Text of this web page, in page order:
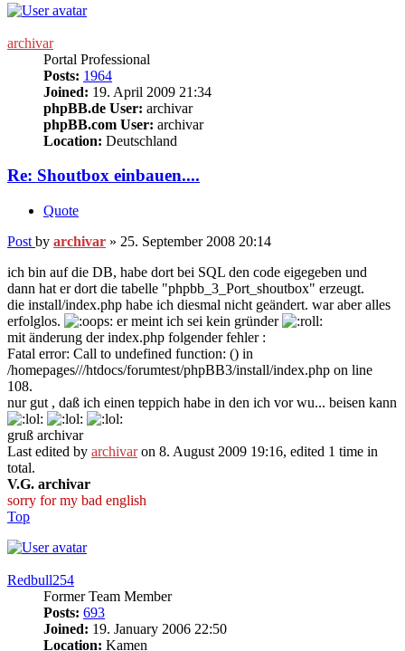
archivar
Portal Professional
Posts: 1964
Joined: 19. April 2009 21:34
phpBB.de User: archivar
phpBB.com User: archivar
Location: Deutschland
Re: Shoutbox einbauen....
Quote
Post by archivar » 25. September 2008 20:14
ich bin auf die DB, habe dort bei SQL den code eigegeben und
dann hat er dort die tabelle "phpbb_3_Port_shoutbox" erzeugt.
die install/index.php habe ich diesmal nicht geändert. war aber alles
erfolglos.
er meint ich sei kein gründer
mit änderung der index.php folgender fehler :
Fatal error: Call to undefined function: () in
/homepages///htdocs/forumtest/phpBB3/install/index.php on line
108.
nur gut , daß ich einen teppich habe in den ich vor wu... beisen kann
gruß archivar
Last edited by archivaron 8. August 2009 19:16, edited 1 time in
total.
V.G. archivar
sorry for my bad english
Top
Redbull254
Former Team Member
Posts: 693
Joined: 19. January 2006 22:50
Location: Kamen